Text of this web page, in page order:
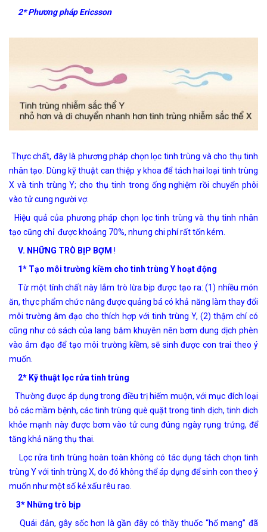
2* Phương pháp Ericsson
Thực chất, đây là phương pháp chọn lọc tinh trùng và cho thụ tinh
nhân tạo. Dùng kỹ thuật can thiệp y khoa để tách hai loại tinh trùng
X và tinh trùng Y; cho thụ tinh trong ống nghiệm rồi chuyển phôi
vào tử cung người vợ.
Hiệu quả của phương pháp chọn lọc tinh trùng và thụ tinh nhân
tạo cũng chỉ được khoảng 70%, nhưng chi phí rất tốn kém.
V. NHỮNG TRÒ BỊP BỢM !
1* Tạo môi trường kiềm cho tinh trùng Y hoạt động
Từ một tính chất này lắm trò lừa bịp được tạo ra: (1) nhiều món
ăn, thực phẩm chức năng được quảng bá có khả năng làm thay đổi
môi trường âm đạo cho thích hợp với tinh trùng Y, (2) thậm chí có
cũng như có sách của lang băm khuyên nên bơm dung dịch phèn
vào âm đạo để tạo môi trường kiềm, sẽ sinh được con trai theo ý
muốn.
2* Kỹ thuật lọc rửa tinh trùng
Thường được áp dụng trong điều trị hiếm muộn, với mục đích loại
bỏ các mầm bệnh, các tinh trùng què quặt trong tinh dịch, tinh dich
khỏe mạnh này được bơm vào tử cung đúng ngày rụng trứng, để
tăng khả năng thụ thai.
Lọc rửa tinh trùng hoàn toàn không có tác dụng tách chọn tinh
trùng Y với tinh trùng X, do đó không thể áp dụng để sinh con theo ý
muốn như một số kẻ xấu rêu rao.
3* Những trò bịp
Quái đản, gây sốc hơn là gần đây có thầy thuốc “hổ mang” đã